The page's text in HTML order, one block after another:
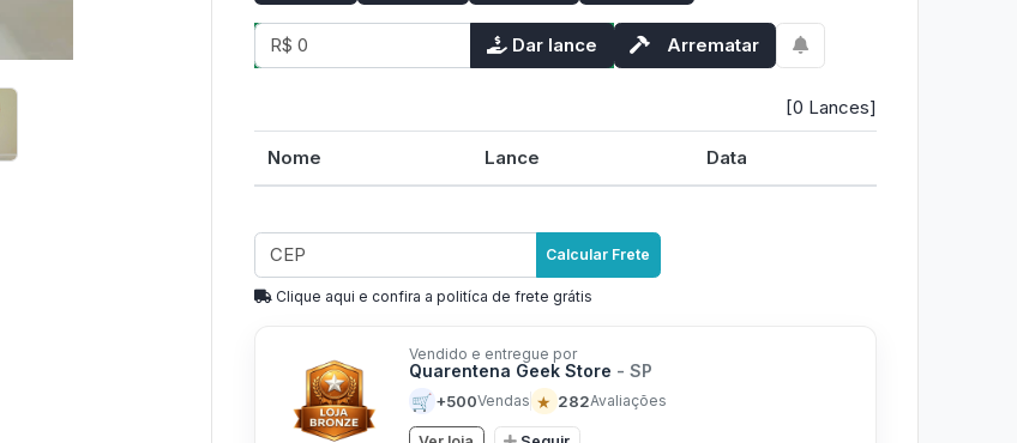
Dar lance Arrematar
[0 Lances]
Nome Lance Data
Calcular Frete
Clique aqui e confira a politíca de frete grátis
Vendido e entregue por
Quarentena Geek Store - SP
🛒 +500Vendas ★ 282Avaliações